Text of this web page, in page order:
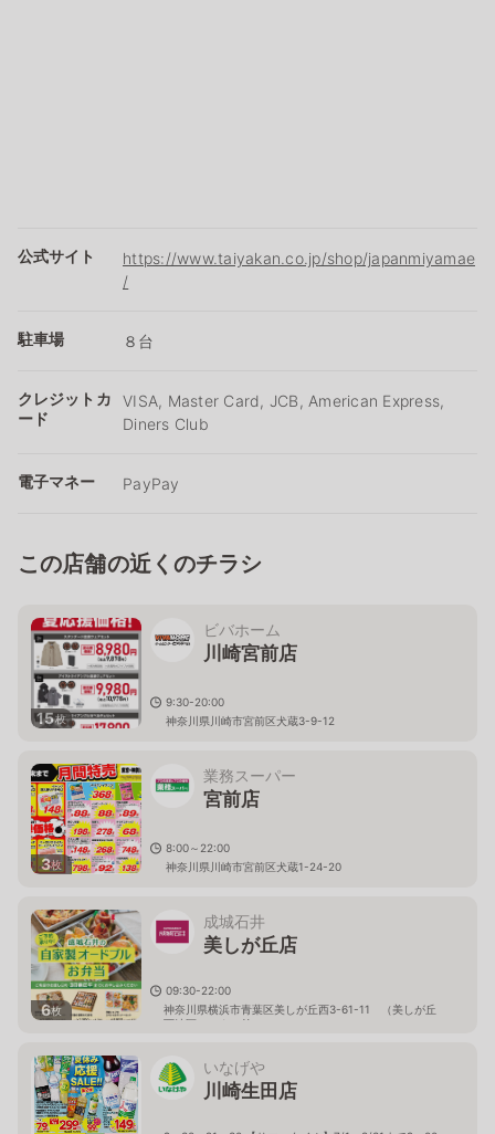
公式サイト
https://www.taiyakan.co.jp/shop/japanmiyamae
/
駐車場 ８台
クレジットカ
ード
VISA, Master Card, JCB, American Express,
Diners Club
電子マネー PayPay
この店舗の近くのチラシ
15枚
ビバホーム
川崎宮前店
9:30-20:00
神奈川県川崎市宮前区犬蔵3-9-12
3枚
業務スーパー
宮前店
8:00～22:00
神奈川県川崎市宮前区犬蔵1-24-20
6枚
成城石井
美しが丘店
09:30-22:00
神奈川県横浜市青葉区美しが丘西3-61-11 （美しが丘
西地区センター前）
いなげや
川崎生田店